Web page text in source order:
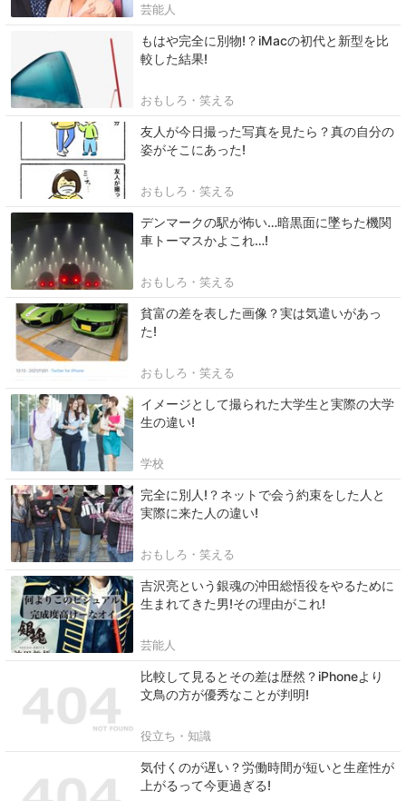
芸能人
もはや完全に別物!？iMacの初代と新型を比
較した結果!
おもしろ・笑える
友人が今日撮った写真を見たら？真の自分の
姿がそこにあった!
おもしろ・笑える
デンマークの駅が怖い…暗黒面に墜ちた機関
車トーマスかよこれ…!
おもしろ・笑える
貧富の差を表した画像？実は気遣いがあっ
た!
おもしろ・笑える
イメージとして撮られた大学生と実際の大学
生の違い!
学校
完全に別人!？ネットで会う約束をした人と
実際に来た人の違い!
おもしろ・笑える
吉沢亮という銀魂の沖田総悟役をやるために
生まれてきた男!その理由がこれ!
芸能人
比較して見るとその差は歴然？iPhoneより
文鳥の方が優秀なことが判明!
役立ち・知識
気付くのが遅い？労働時間が短いと生産性が
上がるって今更過ぎる!